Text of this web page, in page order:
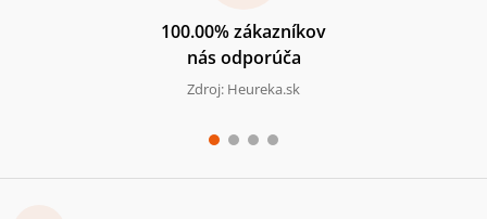
100.00% zákazníkov
nás odporúča
Zdroj: Heureka.sk